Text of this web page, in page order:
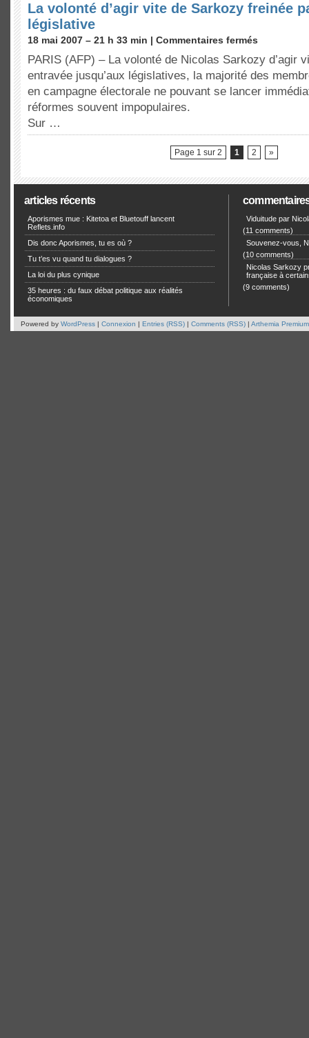
La volonté d’agir vite de Sarkozy freinée
législative
18 mai 2007 – 21 h 33 min | Commentaires fermés
PARIS (AFP) – La volonté de Nicolas Sarkozy d’agir
entravée jusqu’aux législatives, la majorité des
en campagne électorale ne pouvant se lancer
réformes souvent impopulaires.
Sur …
Page 1 sur 2 1 2 »
articles récents
Aporismes mue : Kitetoa et Bluetouff lancent
Reflets.info
Dis donc Aporismes, tu es où ?
Tu t’es vu quand tu dialogues ?
La loi du plus cynique
35 heures : du faux débat politique aux réalités
économiques
Viduitude par
(11 comments)
Souvenez-vous,
(10 comments)
Nicolas Sarkozy
française à
(9 comments)
Powered by WordPress | Connexion | Entries (RSS) | Comments (RSS) | Arthemia Premium